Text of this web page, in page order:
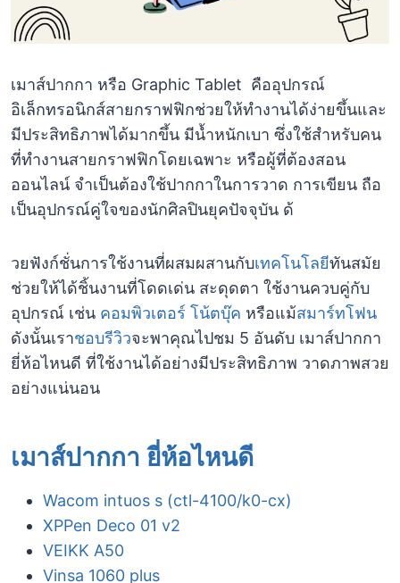
เมาส์ปากกา หรือ Graphic Tablet คืออุปกรณ์
อิเล็กทรอนิกส์สายกราฟฟิกช่วยให้ทำงานได้ง่ายขึ้นและ
มีประสิทธิภาพได้มากขึ้น มีน้ำหนักเบา ซึ่งใช้สำหรับคน
ที่ทำงานสายกราฟฟิกโดยเฉพาะ หรือผู้ที่ต้องสอน
ออนไลน์ จำเป็นต้องใช้ปากกาในการวาด การเขียน ถือ
เป็นอุปกรณ์คู่ใจของนักศิลปินยุคปัจจุบัน ด้
วยฟังก์ชั่นการใช้งานที่ผสมผสานกับเทคโนโลยีทันสมัย
ช่วยให้ได้ชิ้นงานที่โดดเด่น สะดุดตา ใช้งานควบคู่กับ
อุปกรณ์ เช่น คอมพิวเตอร์ โน้ตบุ๊ค หรือแม้สมาร์ทโฟน
ดังนั้นเราชอบรีวิวจะพาคุณไปชม 5 อันดับ เมาส์ปากกา
ยี่ห้อไหนดี ที่ใช้งานได้อย่างมีประสิทธิภาพ วาดภาพสวย
อย่างแน่นอน
เมาส์ปากกา ยี่ห้อไหนดี
Wacom intuos s (ctl-4100/k0-cx)
XPPen Deco 01 v2
VEIKK A50
Vinsa 1060 plus